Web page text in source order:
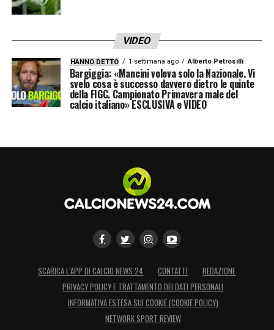
VIDEO
HANNO DETTO 1 settimana ago Alberto Petrosilli
Bargiggia: «Mancini voleva solo la Nazionale. Vi
svelo cosa è successo davvero dietro le quinte
della FIGC. Campionato Primavera male del
calcio italiano» ESCLUSIVA e VIDEO
SCARICA L’APP DI CALCIO NEWS 24 CONTATTI
REDAZIONE
PRIVACY POLICY E TRATTAMENTO DEI DATI PERSONALI
INFORMATIVA ESTESA SUI COOKIE (COOKIE POLICY)
NETWORK SPORT REVIEW